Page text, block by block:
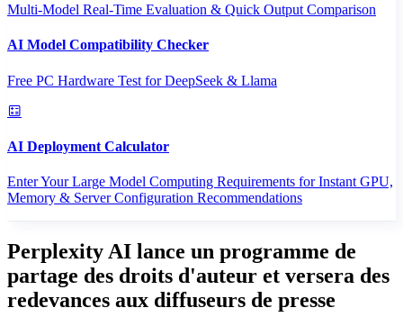
Multi-Model Real-Time Evaluation & Quick Output Comparison
AI Model Compatibility Checker
Free PC Hardware Test for DeepSeek & Llama
AI Deployment Calculator
Enter Your Large Model Computing Requirements for Instant GPU,
Memory & Server Configuration Recommendations
Perplexity AI lance un programme de
partage des droits d'auteur et versera des
redevances aux diffuseurs de presse